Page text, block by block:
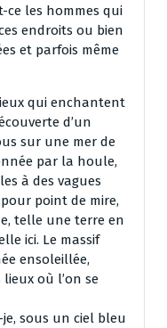
ce les hommes qui
endroits ou bien
et parfois même
qui enchantent
d’un
sur une mer de
par la houle,
à des vagues
point de mire,
telle une terre en
ici. Le massif
ensoleillée,
où l’on se
sous un ciel bleu